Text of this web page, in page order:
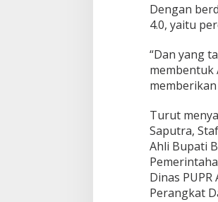
Dengan
4.0, yaitu
“Dan yang
membentuk
Turut
Saputra,
Ahli Bupati
Dinas
Perangkat